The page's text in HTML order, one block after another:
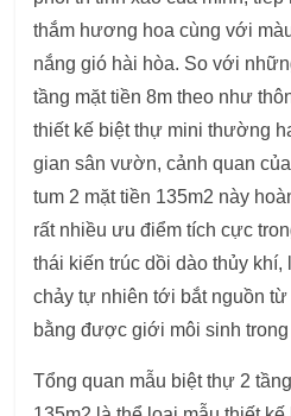
thắm hương hoa cùng với
nắng gió hài hòa. So với
tầng mặt tiền 8m theo như
thiết kế biệt thự mini thường
gian sân vườn, cảnh quan
tum 2 mặt tiền 135m2 này
rất nhiều ưu điểm tích cực
thái kiến trúc dồi dào thủy khí,
chảy tự nhiên tới bắt nguồn
bằng được giới môi sinh
Tổng quan mẫu biệt thự 2